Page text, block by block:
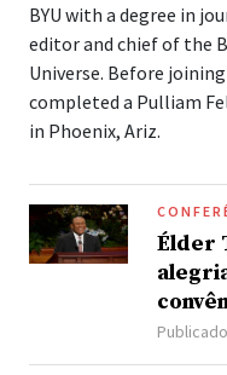
BYU with a degree in
editor and chief of the
Universe. Before
completed a Pulliam
in Phoenix, Ariz.
Élder